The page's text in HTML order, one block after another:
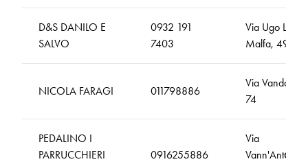
D&S DANILO E
SALVO
0932 191
7403
Via Ugo La
Malfa, 49
NICOLA FARAGI 011798886
Via Vandalino,
74
PEDALINO I
PARRUCCHIERI
0916255886
Via
Vann'Antò,